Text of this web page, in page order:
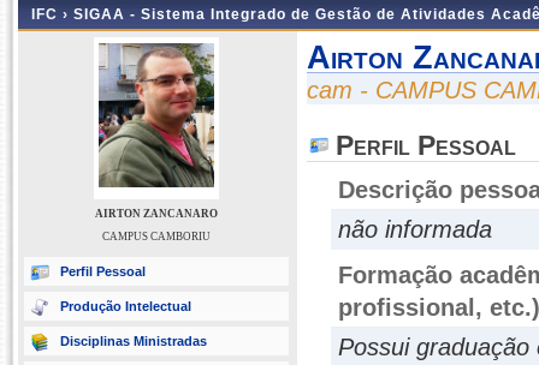
IFC › SIGAA - Sistema Integrado de Gestão de Atividades
AIRTON ZANCANARO
CAMPUS CAMBORIU
Perfil Pessoal
Produção Intelectual
Disciplinas Ministradas
Airton
cam - CAMPUS
Perfil Pessoal
Descrição
não informada
Formação
profissional, etc.)
Possui